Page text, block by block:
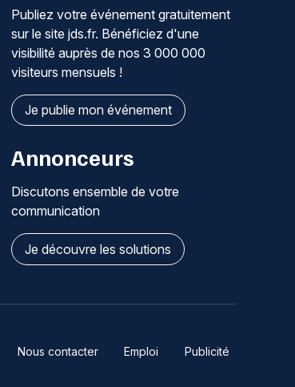
Publiez votre événement gratuitement
sur le site jds.fr. Bénéficiez d'une
visibilité auprès de nos 3 000 000
visiteurs mensuels !
Je publie mon événement
Annonceurs
Discutons ensemble de votre
communication
Je découvre les solutions
Nous contacter Emploi Publicité